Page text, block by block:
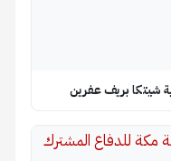
شيتكا بريف عفرين